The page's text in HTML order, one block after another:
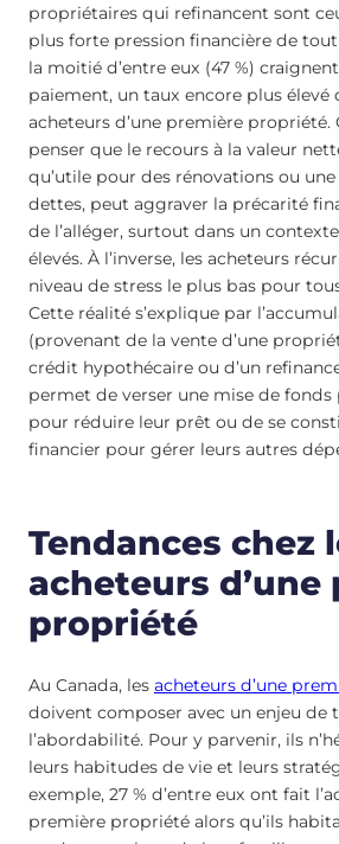
propriétaires qui refinancent sont
plus forte pression financière de
la moitié d’entre eux (47 %)
paiement, un taux encore plus élevé
acheteurs d’une première propriété.
penser que le recours à la valeur
qu’utile pour des rénovations ou
dettes, peut aggraver la précarité
de l’alléger, surtout dans un
élevés. À l’inverse, les acheteurs
niveau de stress le plus bas pour
Cette réalité s’explique par
(provenant de la vente d’une
crédit hypothécaire ou d’un
permet de verser une mise de
pour réduire leur prêt ou de se
financier pour gérer leurs autres
Tendances chez
acheteurs d’une
propriété
Au Canada, les acheteurs d’une
doivent composer avec un enjeu de
l’abordabilité. Pour y parvenir, ils
leurs habitudes de vie et leurs
exemple, 27 % d’entre eux ont fait
première propriété alors qu’ils